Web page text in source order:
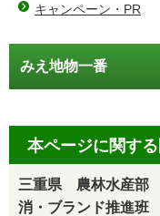
キャンペーン・PR
みえ地物一番
本ページに関す
三重県 農林水産部
消・ブランド推進班